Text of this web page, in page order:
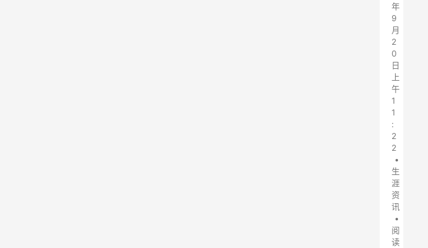
年
9
月
2
0
日
上
午
1
1
:
2
2
•
生
涯
资
讯
•
阅
读